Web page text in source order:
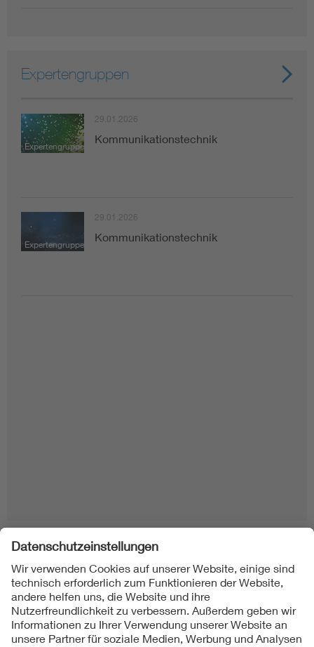
Expertengruppen
Expertengruppe
29.01.2026
Kommunikationstechnik
Expertengruppe
29.01.2026
Kommunikationstechnik
Folgen Sie uns